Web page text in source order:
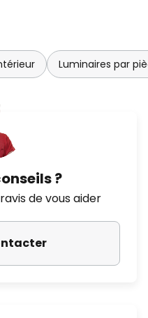
Luminaires par
?
de vous aider